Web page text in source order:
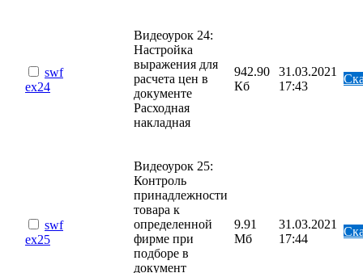
swf
ex24
Видеоурок 24:
Настройка
выражения для
расчета цен в
документе
Расходная
накладная
942.90
Кб
31.03.2021
17:43
swf
ex25
Видеоурок 25:
Контроль
принадлежности
товара к
определенной
фирме при
подборе в
документ
9.91
Мб
31.03.2021
17:44